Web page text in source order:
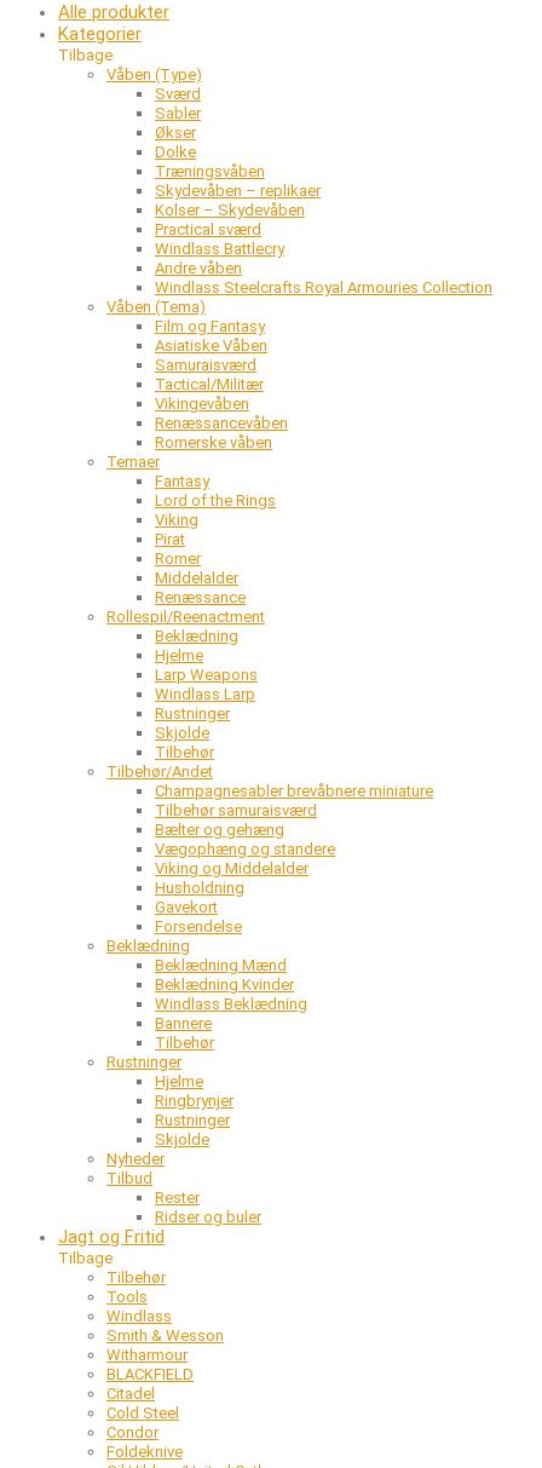
Alle produkter
Kategorier
Tilbage
Våben (Type)
Sværd
Sabler
Økser
Dolke
Træningsvåben
Skydevåben – replikaer
Kolser – Skydevåben
Practical sværd
Windlass Battlecry
Andre våben
Windlass Steelcrafts Royal Armouries Collection
Våben (Tema)
Film og Fantasy
Asiatiske Våben
Samuraisværd
Tactical/Militær
Vikingevåben
Renæssancevåben
Romerske våben
Temaer
Fantasy
Lord of the Rings
Viking
Pirat
Romer
Middelalder
Renæssance
Rollespil/Reenactment
Beklædning
Hjelme
Larp Weapons
Windlass Larp
Rustninger
Skjolde
Tilbehør
Tilbehør/Andet
Champagnesabler brevåbnere miniature
Tilbehør samuraisværd
Bælter og gehæng
Vægophæng og standere
Viking og Middelalder
Husholdning
Gavekort
Forsendelse
Beklædning
Beklædning Mænd
Beklædning Kvinder
Windlass Beklædning
Bannere
Tilbehør
Rustninger
Hjelme
Ringbrynjer
Rustninger
Skjolde
Nyheder
Tilbud
Rester
Ridser og buler
Jagt og Fritid
Tilbage
Tilbehør
Tools
Windlass
Smith & Wesson
Witharmour
BLACKFIELD
Citadel
Cold Steel
Condor
Foldeknive